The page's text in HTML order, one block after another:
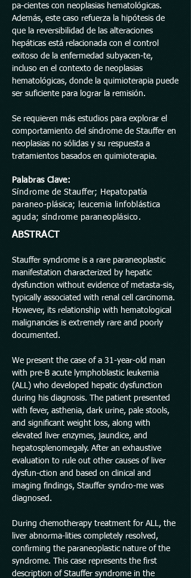
pa-cientes con neoplasias hematológicas.
Además, este caso refuerza la hipótesis de
que la reversibilidad de las alteraciones
hepáticas está relacionada con el control
exitoso de la enfermedad subyacen-te,
incluso en el contexto de neoplasias
hematológicas, donde la quimioterapia puede
ser suficiente para lograr la remisión.
Se requieren más estudios para explorar el
comportamiento del síndrome de Stauffer en
neoplasias no sólidas y su respuesta a
tratamientos basados en quimioterapia.
Palabras Clave:
Síndrome de Stauffer; Hepatopatía
paraneo-plásica; leucemia linfoblástica
aguda; síndrome paraneoplásico.
ABSTRACT
Stauffer syndrome is a rare paraneoplastic
manifestation characterized by hepatic
dysfunction without evidence of metasta-sis,
typically associated with renal cell carcinoma.
However, its relationship with hematological
malignancies is extremely rare and poorly
documented.
We present the case of a 31-year-old man
with pre-B acute lymphoblastic leukemia
(ALL) who developed hepatic dysfunction
during his diagnosis. The patient presented
with fever, asthenia, dark urine, pale stools,
and significant weight loss, along with
elevated liver enzymes, jaundice, and
hepatosplenomegaly. After an exhaustive
evaluation to rule out other causes of liver
dysfun-ction and based on clinical and
imaging findings, Stauffer syndro-me was
diagnosed.
During chemotherapy treatment for ALL, the
liver abnorma-lities completely resolved,
confirming the paraneoplastic nature of the
syndrome. This case represents the first
description of Stauffer syndrome in the